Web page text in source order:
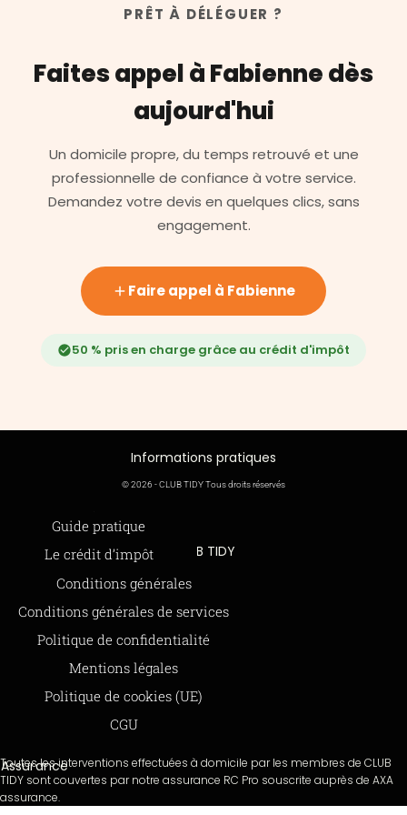
PRÊT À DÉLÉGUER ?
Faites appel à Fabienne dès
aujourd'hui
Un domicile propre, du temps retrouvé et une
professionnelle de confiance à votre service.
Demandez votre devis en quelques clics, sans
engagement.
Faire appel à Fabienne
50 % pris en charge grâce au crédit d'impôt
Informations pratiques
Guide pratique
Le crédit d’impôt
Offre de parrainage 50-50
FAQ
BLOG
© 2026 - CLUB TIDY Tous droits réservés
Informations légales
Conditions générales
Conditions générales de services
Politique de confidentialité
Mentions légales
Politique de cookies (UE)
CGU
CLUB TIDY
SAS CLUB TIDY
165 Avenue de Bretagne
59000 LILLE
979 480 886 RCS LILLE Métropole
Moyens de paiements
Assurance
Toutes les interventions effectuées à domicile par les membres de CLUB
TIDY sont couvertes par notre assurance RC Pro souscrite auprès de AXA
assurance.